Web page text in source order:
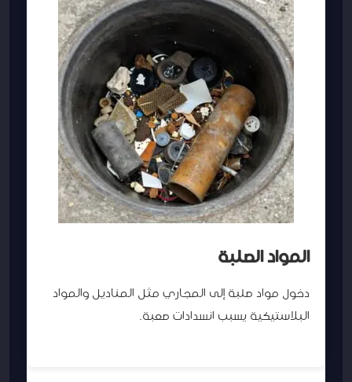
المواد الصلبة
دخول مواد صلبة إلى المجاري مثل المناديل والمواد
البلاستيكية يسبب انسدادات صعبة.